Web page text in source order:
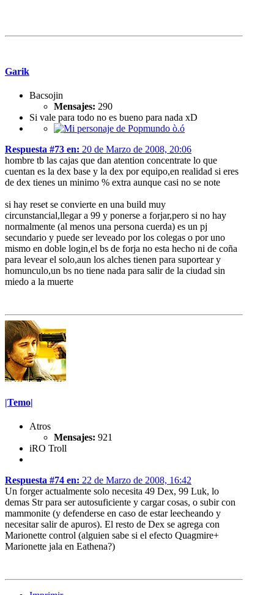
Garik
Bacsojin
Mensajes: 290
Si vale para todo no es bueno para nada xD
Respuesta #73 en: 20 de Marzo de 2008, 20:06
hombre tb las cajas que dan atention concentrate lo que
cuentan es la dex base y la dex por equipo,en realidad si eres
de dex tienes un minimo % extra aunque casi no se note
si hay reset se convierte en una build muy
circunstancial,llegar a 99 y ponerse a forjar,pero si no hay
normalmente (al menos una persona cuerda) es un pj
secundario y puede ser leveado por los colegas o por uno
mismo en doble login,el bs de forja no esta hecho ni de coña
para levear el solo,aun los alches tienen para suportear y
homunculo,un bs no tiene nada para salir de la ciudad sin
miedo a la muerte
|Temo|
Atros
Mensajes: 921
iRO Troll
Respuesta #74 en: 22 de Marzo de 2008, 16:42
Un forger actualmente solo necesita 49 Dex, 99 Luk, lo
demas Str para ser autosuficiente y cargar cosas, o subir con
mammonite (y defenderse en caso de estar leecheando y
necesitar salir de apuros). El resto de Dex se agrega con
Marionette control (alguien sabe si el efecto Quagmire+
Marionette jala en Eathena?)